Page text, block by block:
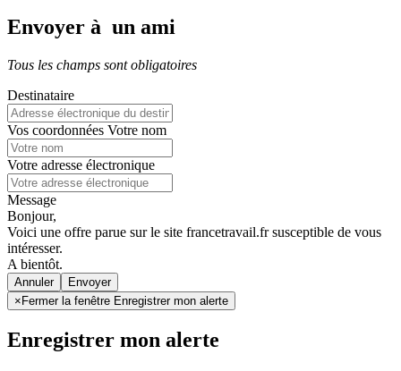
Envoyer à un ami
Tous les champs sont obligatoires
Destinataire
Vos coordonnées Votre nom
Votre adresse électronique
Message
Bonjour,
Voici une offre parue sur le site francetravail.fr susceptible de vous
intéresser.
A bientôt.
Annuler
× Fermer la fenêtre Enregistrer mon alerte
Enregistrer mon alerte